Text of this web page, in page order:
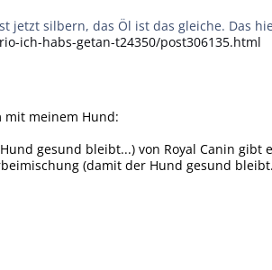
jetzt silbern, das Öl ist das gleiche. Das
ich-habs-getan-t24350/post306135.html
mit meinem Hund:
gesund bleibt...) von Royal Canin gibt
(damit der Hund gesund